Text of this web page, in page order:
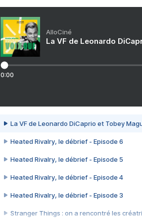
AlloCiné
La VF de Leonardo
0:00
La VF de Leonardo DiCaprio et Tobey
Heated Rivalry, le débrief - Episode 6
Heated Rivalry, le débrief - Episode 5
Heated Rivalry, le débrief - Episode 4
Heated Rivalry, le débrief - Episode 3
Stranger Things : on a rencontré les